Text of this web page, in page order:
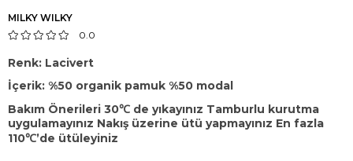
MILKY WILKY
0.0
Renk: Lacivert
İçerik: %50 organik pamuk %50 modal
Bakım Önerileri 30℃ de yıkayınız Tamburlu kurutma
uygulamayınız Nakış üzerine ütü yapmayınız En fazla
110℃’de ütüleyiniz